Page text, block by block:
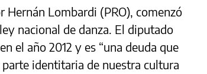
Hernán Lombardi (PRO), comenzó
nacional de danza. El diputado
el año 2012 y es “una deuda que
identitaria de nuestra cultura